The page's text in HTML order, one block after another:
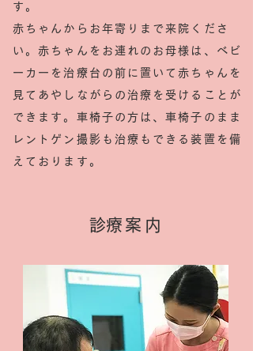
す。
赤ちゃんからお年寄りまで来院くださ
い。 赤ちゃんをお連れのお母様は、ベビ
ーカーを治療台の前に置いて赤ちゃんを
見てあやしながらの治療を受けることが
できます。車椅子の方は、車椅子のまま
レントゲン撮影も治療もできる装置を備
えております。
​診療案内